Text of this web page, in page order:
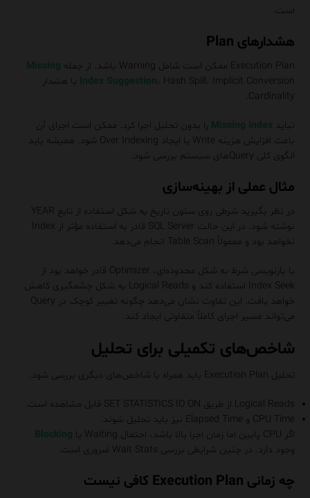
است.
هشدارهای Plan
Execution Plan ممکن است شامل Warning باشد. از جمله
Missing
Index Suggestion ، Hash Spill، Implicit Conversion یا هشدار
Cardinality.
نباید Missing Index را بدون تحلیل اجرا کرد. ممکن است اجرای آن
باعث افزایش هزینه Write یا ایجاد Over Indexing شود. همیشه باید
الگوی کلی Queryهای سیستم بررسی شود.
مثال عملی از بهینه‌سازی
در نظر بگیرید شرطی روی ستون تاریخ به شکل استفاده از تابع YEAR
نوشته شود. در این حالت SQL Server قادر به استفاده مؤثر از Index
نخواهد بود و معمولاً Table Scan انجام می‌دهد.
با بازنویسی شرط به شکل محدوده‌ای، Optimizer قادر خواهد بود از
Index Seek استفاده کند و Logical Reads به شکل چشمگیری کاهش
خواهد یافت. این تفاوت نشان می‌دهد چگونه تغییر کوچک در Query
می‌تواند مسیر اجرای کاملاً متفاوتی ایجاد کند.
شاخص‌های تکمیلی برای تحلیل
تحلیل Execution Plan باید همراه با شاخص‌های دیگری بررسی شود.
Logical Reads از طریق SET STATISTICS IO ON قابل مشاهده است.
CPU Time و Elapsed Time نیز باید تحلیل شوند.
اگر CPU پایین اما زمان اجرا بالا باشد، احتمال Waiting یا
Blocking
وجود دارد. در چنین شرایطی بررسی Wait Stats ضروری است.
چه زمانی Execution Plan کافی نیست